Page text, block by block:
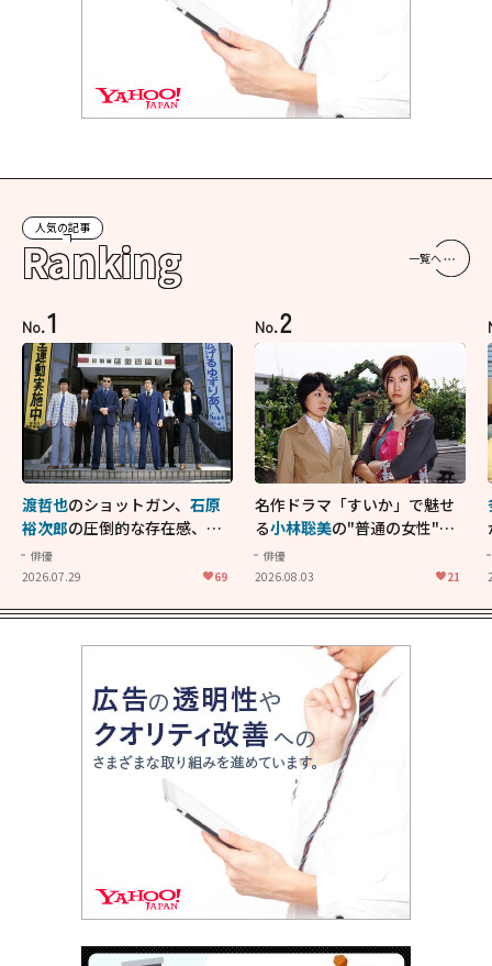
人気の記事
Ranking 一覧へ
No.1
渡哲也のショットガン、 石原
裕次郎の圧倒的な存在感、 舘
ひろし
ン！"大門軍団"のカッコよさ
II」
俳優
2026.07.29
69
No.2
名作ドラマ「すいか」で魅せ
る小林聡美の"普通の女性"が
大人に刺さる...映画「かもめ
食堂」にも通じる静かな芝居
俳優
2026.08.03
21